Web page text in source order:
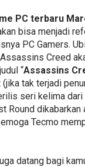
PC terbaru
bisa menjadi
PC Gamers.
Creed
“Assassins
tak terjadi
seri kelima dari
Round dikabarkan
Tecmo
datang bagi